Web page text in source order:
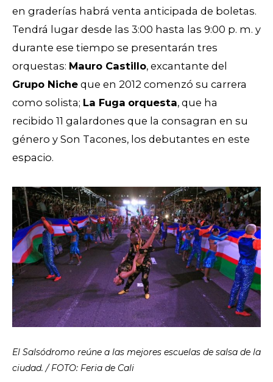
en graderías habrá venta anticipada de boletas.
Tendrá lugar desde las 3:00 hasta las 9:00 p. m. y
durante ese tiempo se presentarán tres
orquestas: Mauro Castillo, excantante del
Grupo Niche que en 2012 comenzó su carrera
como solista; La Fuga orquesta, que ha
recibido 11 galardones que la consagran en su
género y Son Tacones, los debutantes en este
espacio.
El Salsódromo reúne a las mejores escuelas de salsa de la
ciudad. / FOTO: Feria de Cali